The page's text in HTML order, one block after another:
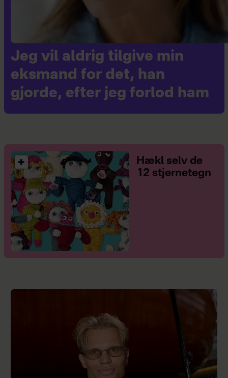
Jeg vil aldrig tilgive min
eksmand for det, han
gjorde, efter jeg forlod ham
Hækl selv de
12 stjernetegn